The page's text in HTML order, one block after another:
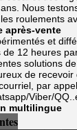
Nous
roulements
après-vente
et
de 12 heures
solutions
de
par
Viber/
multilingue